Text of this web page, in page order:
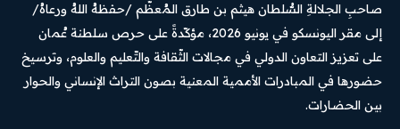
صاحبِ الجلالةِ السُّلطان هيثم بن طارق المُعظّم /حفظهُ اللهُ ورعاهُ/
إلى مقر اليونسكو في يونيو 2026، مؤكّدةً على حرص سلطنة عُمان
على تعزيز التعاون الدولي في مجالات الثّقافة والتّعليم والعلوم، وترسيخ
حضورها في المبادرات الأممية المعنية بصون التراث الإنساني والحوار
بين الحضارات.